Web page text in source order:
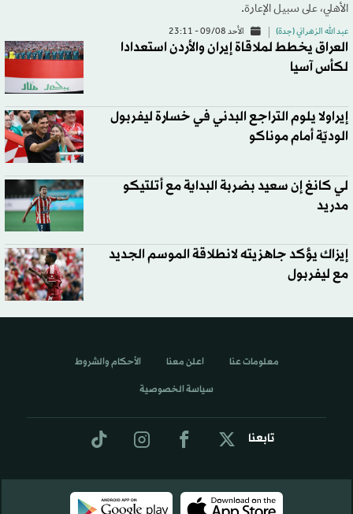
الأهلي، على سبيل الإعارة.
عبد الله الزهراني (جدة) الأحد 09/08 - 23:11
العراق يخطط لملاقاة إيران والأردن استعدادا
لكأس آسيا
إيراولا يلوم التراجع البدني في خسارة ليفربول
الوديّة أمام موناكو
لي كانغ إن سعيد بضربة البداية مع أتلتيكو
مدريد
إيزاك يؤكد جاهزيته لانطلاقة الموسم الجديد
مع ليفربول
تابعنا
معلومات عنا اعلن معنا الأحكام والشروط
سياسة الخصوصية